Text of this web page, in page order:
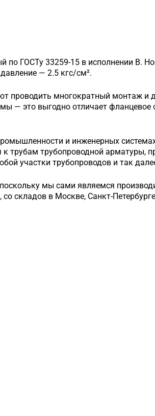
по ГОСТу 33259-15 в исполнении B.
— 2.5 кгс/см².
проводить многократный монтаж и
— это выгодно отличает фланцевое
и инженерных
трубам трубопроводной арматуры,
участки трубопроводов и так
мы сами являемся
складов в Москве, Санкт-